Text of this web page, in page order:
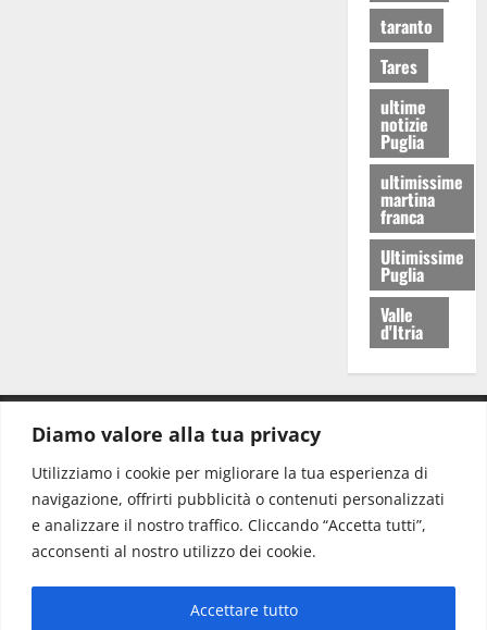
Diamo valore alla tua privacy
Utilizziamo i cookie per migliorare la tua esperienza di
navigazione, offrirti pubblicità o contenuti personalizzati
e analizzare il nostro traffico. Cliccando “Accetta tutti”,
acconsenti al nostro utilizzo dei cookie.
Accettare tutto
taranto
Tares
ultime
notizie
Puglia
ultimissime
martina
franca
Ultimissime
Puglia
Valle
d'Itria
Redazione: redazione@www.martinasera.it
Direttore:direttore@www.martinasera.it
Info & Commerciale:info@www.martinasera.it